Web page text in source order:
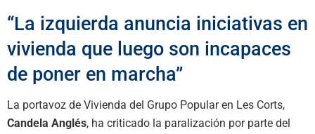
“La izquierda anuncia iniciativas en
vivienda que luego son incapaces
de poner en marcha”
La portavoz de Vivienda del Grupo Popular en Les Corts,
Candela Anglés, ha criticado la paralización por parte del